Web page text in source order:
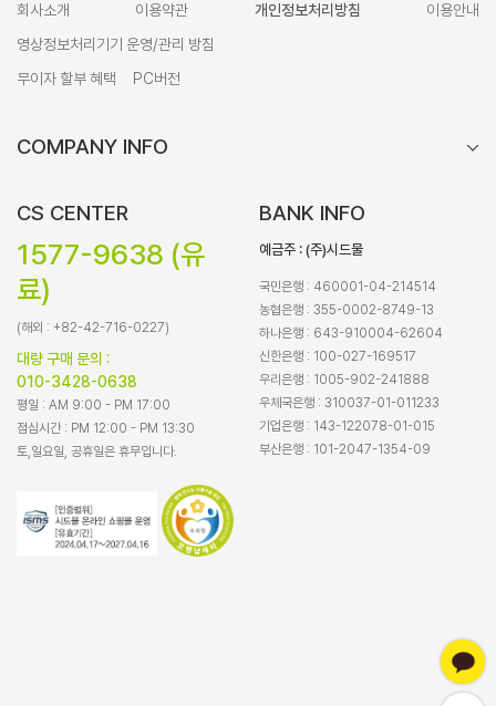
회사소개 이용약관 개인정보처리방침
이용안내
영상정보처리기기 운영/관리 방침
무이자 할부 혜택
PC버전
COMPANY INFO
CS CENTER
1577-9638 (유
료)
(해외 : +82-42-716-0227)
대량 구매 문의 :
010-3428-0638
평일 : AM 9:00 - PM 17:00
점심시간 : PM 12:00 - PM 13:30
토,일요일, 공휴일은 휴무입니다.
BANK INFO
예금주 : (주)시드물
국민은행 : 460001-04-214514
농협은행 : 355-0002-8749-13
하나은행 : 643-910004-62604
신한은행 : 100-027-169517
우리은행 : 1005-902-241888
우체국은행 : 310037-01-011233
기업은행 : 143-122078-01-015
부산은행 : 101-2047-1354-09